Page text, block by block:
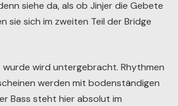
siehe da, als ob Jinjer die Gebete
sie sich im zweiten Teil der Bridge
wurde wird untergebracht. Rhythmen
werden mit bodenständigen
Bass steht hier absolut im